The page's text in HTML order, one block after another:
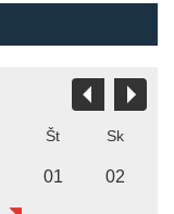
Št Sk
01 02